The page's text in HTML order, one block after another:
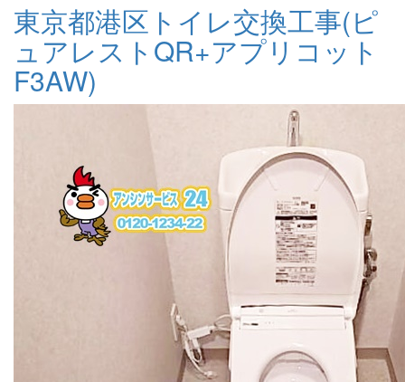
東京都港区トイレ交換工事(ピ
ュアレストQR+アプリコット
F3AW)